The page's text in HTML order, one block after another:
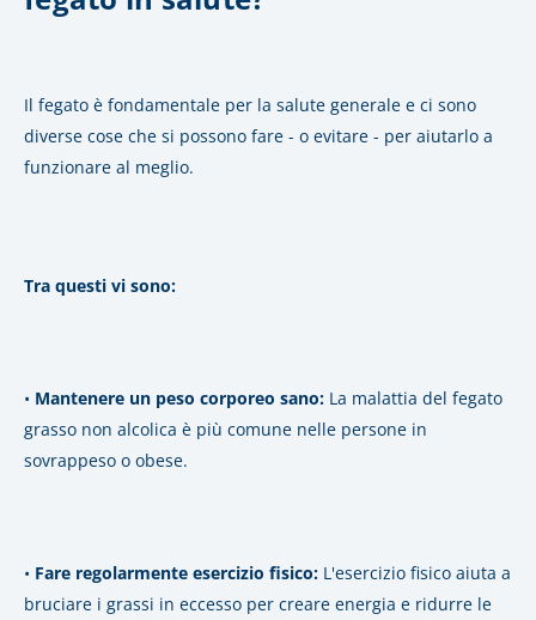
Il fegato è fondamentale per la salute generale e ci sono
diverse cose che si possono fare - o evitare - per aiutarlo a
funzionare al meglio.
Tra questi vi sono:
• Mantenere un peso corporeo sano: La malattia del fegato
grasso non alcolica è più comune nelle persone in
sovrappeso o obese.
• Fare regolarmente esercizio fisico: L'esercizio fisico aiuta a
bruciare i grassi in eccesso per creare energia e ridurre le